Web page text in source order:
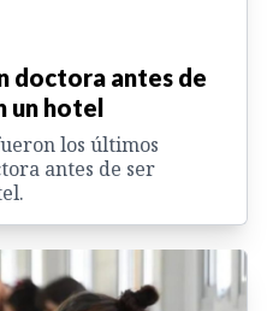
doctora antes de
un hotel
los últimos
antes de ser